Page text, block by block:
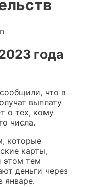
года
что в
выплату
о тех, кому
числа.
которые
карты,
этом тем
деньги через
январе.